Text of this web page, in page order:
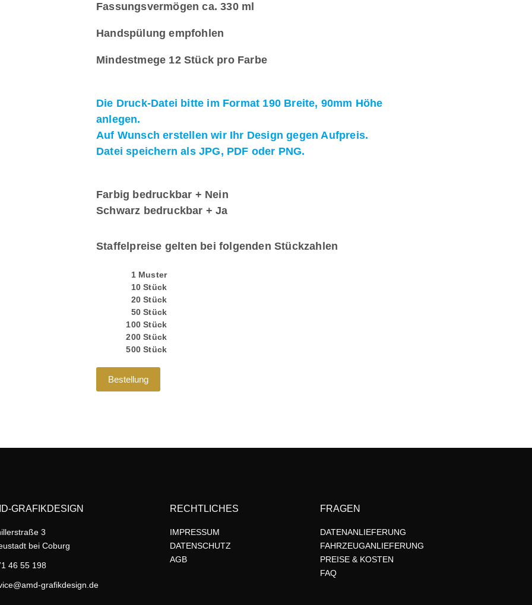
Fassungsvermögen ca. 330 ml
Handspülung empfohlen
Mindestmege 12 Stück pro Farbe
Die Druck-Datei bitte im Format 190 Breite, 90mm Höhe
anlegen.
Auf Wunsch erstellen wir Ihr Design gegen Aufpreis.
Datei speichern als JPG, PDF oder PNG.
Farbig bedruckbar + Nein
Schwarz bedruckbar + Ja
Staffelpreise gelten bei folgenden Stückzahlen
1 Muster
10 Stück
20 Stück
50 Stück
100 Stück
200 Stück
500 Stück
Bestellung
GRAFIKDESIGN
3
bei Coburg
46 55 198
grafikdesign.de
RECHTLICHES
IMPRESSUM
DATENSCHUTZ
AGB
FRAGEN
DATENANLIEFERUNG
FAHRZEUGANLIEFERUNG
PREISE & KOSTEN
FAQ